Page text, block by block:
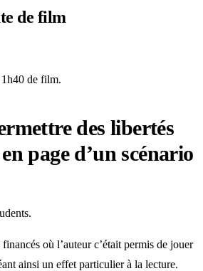
de film
de film.
des libertés
page d’un scénario
où l’auteur c’était permis de jouer
ainsi un effet particulier à la lecture.